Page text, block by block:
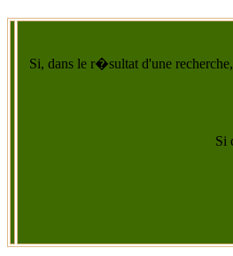
Si, dans le r�sultat d'une
Si